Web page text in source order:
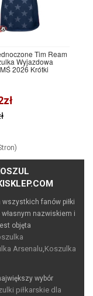
Tim Ream
Wyjazdowa
2026 Krótki
fanów piłki
nazwiskiem i
objęta
Arsenalu,Koszulka
wybór
piłkarskie dla